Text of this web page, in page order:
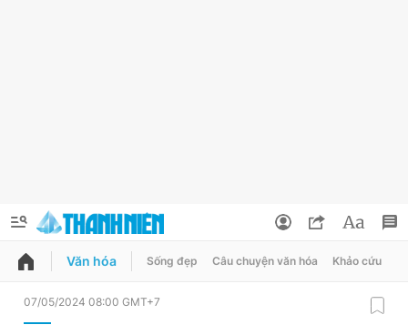
QUẢNG CÁO
Văn hóa Sống đẹp Câu chuyện văn hóa Khảo cứu
07/05/2024 08:00 GMT+7